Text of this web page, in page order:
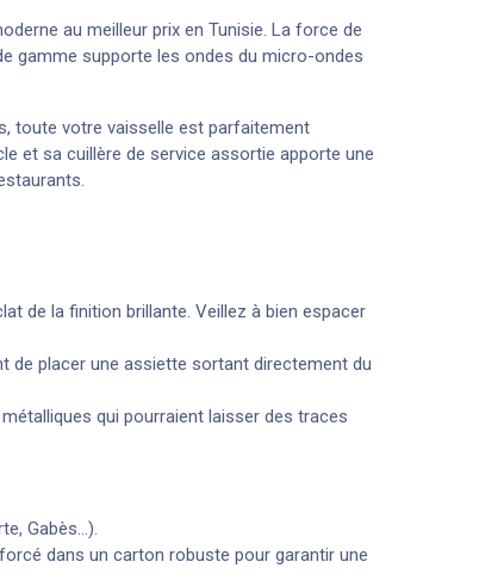
au meilleur prix en Tunisie. La force de
gamme supporte les ondes du micro-ondes
toute votre vaisselle est parfaitement
et sa cuillère de service assortie apporte une
de la finition brillante. Veillez à bien espacer
de placer une assiette sortant directement du
qui pourraient laisser des traces
Gabès...).
dans un carton robuste pour garantir une